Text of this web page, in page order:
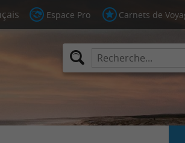
Espace Pro Carnets de